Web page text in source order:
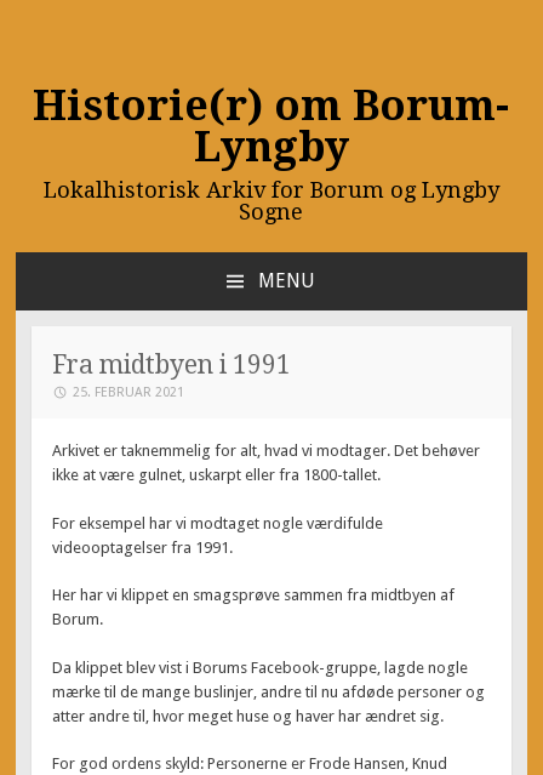
Historie(r) om Borum-
Lyngby
Lokalhistorisk Arkiv for Borum og Lyngby
Sogne
MENU
CONTENT
Fra midtbyen i 1991
25. FEBRUAR 2021
Arkivet er taknemmelig for alt, hvad vi modtager. Det behøver
ikke at være gulnet, uskarpt eller fra 1800-tallet.
For eksempel har vi modtaget nogle værdifulde
videooptagelser fra 1991.
Her har vi klippet en smagsprøve sammen fra midtbyen af
Borum.
Da klippet blev vist i Borums Facebook-gruppe, lagde nogle
mærke til de mange buslinjer, andre til nu afdøde personer og
atter andre til, hvor meget huse og haver har ændret sig.
For god ordens skyld: Personerne er Frode Hansen, Knud